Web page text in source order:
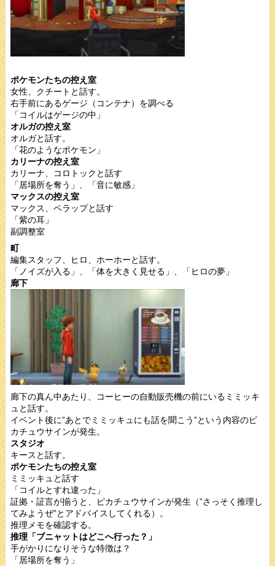
ポケモンたちの控え室
女性、クチートと話す。
右手前にあるゲージ（コンテナ）を調べる
「コイルはゲージの中」
オルガの控え室
オルガと話す。
「花のようなポケモン」
カリーナの控え室
カリーナ、コロトックと話す
「居場所を奪う」、「音に敏感」
マックスの控え室
マックス、ペラップと話す
「紫の耳」
副調整室
町
編集スタッフ、ヒロ、ホーホーと話す。
「ノイズが入る」、「体を大きく見せる」、「ヒロの夢」
廊下
廊下の真ん中あたり、コーヒーの自動販売機の前にいるミミッキ
ュと話す。
イベント後に”あとでミミッキュにも話を聞こう”という内容のピ
カチュウサインが発生。
スタジオ
キースと話す。
ポケモンたちの控え室
ミミッキュと話す
「コイルとすれ違った」
証拠・証言が揃うと、ピカチュウサインが発生（”さっそく推理し
てみようぜ”とアドバイスしてくれる）。
推理メモを確認する。
推理「ブニャットはどこへ行った？」
手がかりになりそうな特徴は？
「居場所を奪う」